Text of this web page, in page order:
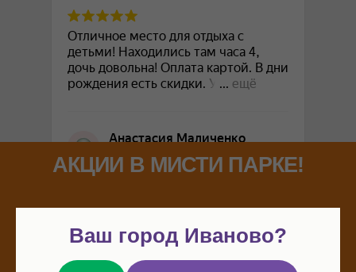
Ваш город Иваново?
АКЦИИ В МИСТИ ПАРКЕ!